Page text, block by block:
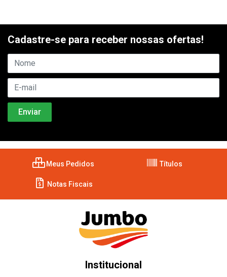
Cadastre-se para receber nossas ofertas!
Meus Pedidos Títulos
Notas Fiscais
Institucional